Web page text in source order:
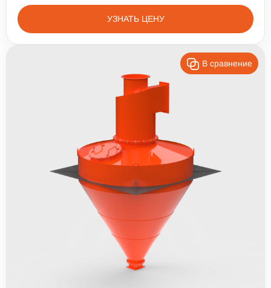
УЗНАТЬ ЦЕНУ
В сравнение